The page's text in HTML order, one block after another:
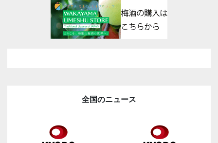
全国のニュース